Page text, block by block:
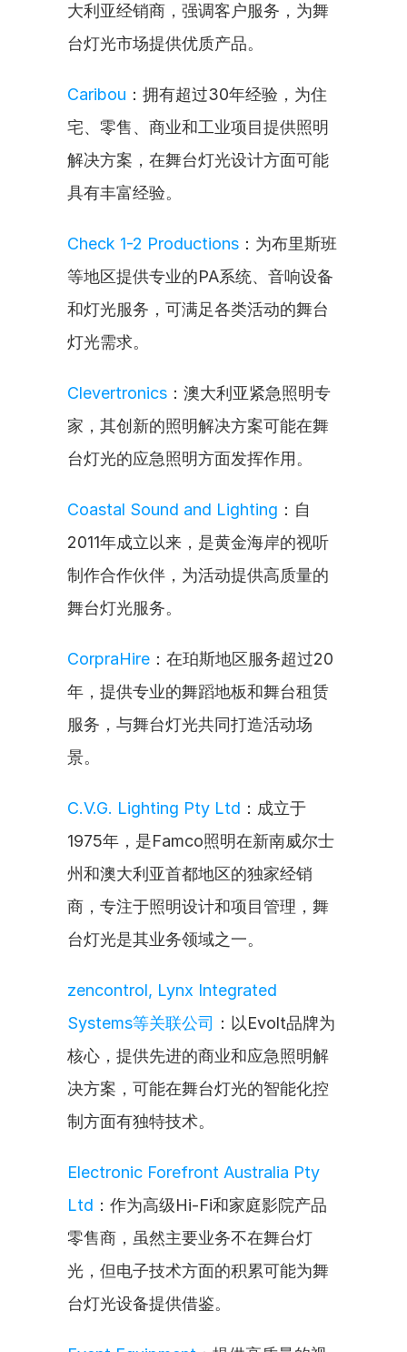
大利亚经销商，强调客户服务，为舞
台灯光市场提供优质产品。
Caribou ：拥有超过30年经验，为住
宅、零售、商业和工业项目提供照明
解决方案，在舞台灯光设计方面可能
具有丰富经验。
Check 1-2 Productions ：为布里斯班
等地区提供专业的PA系统、音响设备
和灯光服务，可满足各类活动的舞台
灯光需求。
Clevertronics ：澳大利亚紧急照明专
家，其创新的照明解决方案可能在舞
台灯光的应急照明方面发挥作用。
Coastal Sound and Lighting ：自
2011年成立以来，是黄金海岸的视听
制作合作伙伴，为活动提供高质量的
舞台灯光服务。
CorpraHire ：在珀斯地区服务超过20
年，提供专业的舞蹈地板和舞台租赁
服务，与舞台灯光共同打造活动场
景。
C.V.G. Lighting Pty Ltd ：成立于
1975年，是Famco照明在新南威尔士
州和澳大利亚首都地区的独家经销
商，专注于照明设计和项目管理，舞
台灯光是其业务领域之一。
zencontrol, Lynx Integrated
Systems等关联公司 ：以Evolt品牌为
核心，提供先进的商业和应急照明解
决方案，可能在舞台灯光的智能化控
制方面有独特技术。
Electronic Forefront Australia Pty
Ltd ：作为高级Hi-Fi和家庭影院产品
零售商，虽然主要业务不在舞台灯
光，但电子技术方面的积累可能为舞
台灯光设备提供借鉴。